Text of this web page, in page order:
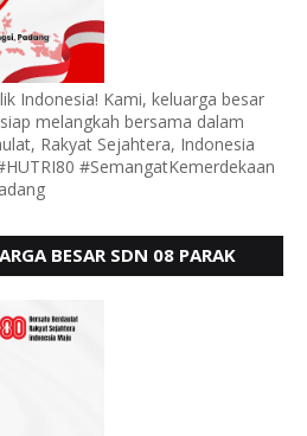
Indonesia! Kami, keluarga besar
melangkah bersama dalam
Rakyat Sejahtera, Indonesia
#SemangatKemerdekaan
BESAR SDN 08 PARAK